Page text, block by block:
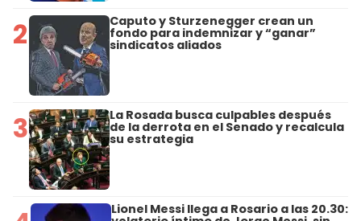
2 Caputo y Sturzenegger crean un
fondo para indemnizar y “ganar”
sindicatos aliados
3 La Rosada busca culpables después
de la derrota en el Senado y recalcula
su estrategia
Lionel Messi llega a Rosario a las 20.30: